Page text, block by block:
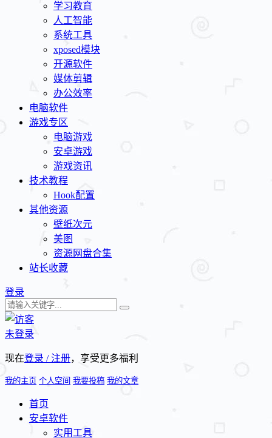
学习教育
人工智能
系统工具
xposed模块
开源软件
媒体剪辑
办公效率
电脑软件
游戏专区
电脑游戏
安卓游戏
游戏资讯
技术教程
Hook配置
其他资源
壁纸次元
美图
资源网盘合集
站长收藏
登录
未登录
现在登录 / 注册，享受更多福利
我的主页 个人空间 我要投稿 我的文章
首页
安卓软件
实用工具